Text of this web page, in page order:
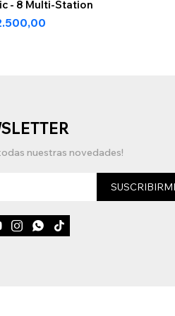
- 8 Multi-Station
nuestras novedades!
  